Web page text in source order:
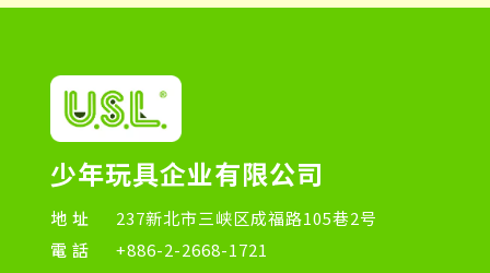
少年玩具企业有限公司
地址
237新北市三峡区成福路105巷2号
電話
+886-2-2668-1721